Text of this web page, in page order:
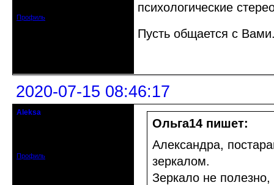
Профиль
психологические
Пусть общается с
2020-07-15 08:46:17
Aleksa
Профиль
Ольга14 пишет:
Александра,
зеркалом.
Зеркало не